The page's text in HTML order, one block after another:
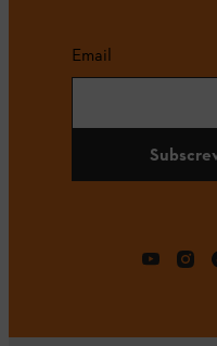
Email